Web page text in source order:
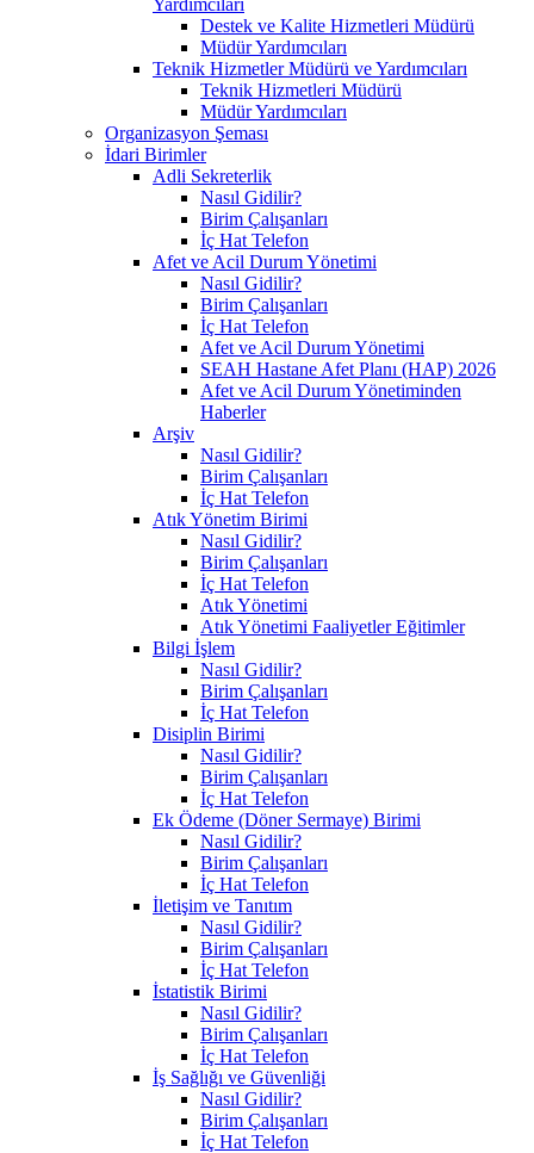
Destek ve Kalite Hizmetleri Müdürü
Müdür Yardımcıları
Teknik Hizmetler Müdürü ve Yardımcıları
Teknik Hizmetleri Müdürü
Müdür Yardımcıları
Organizasyon Şeması
İdari Birimler
Adli Sekreterlik
Nasıl Gidilir?
Birim Çalışanları
İç Hat Telefon
Afet ve Acil Durum Yönetimi
Nasıl Gidilir?
Birim Çalışanları
İç Hat Telefon
Afet ve Acil Durum Yönetimi
SEAH Hastane Afet Planı (HAP) 2026
Afet ve Acil Durum Yönetiminden
Haberler
Arşiv
Nasıl Gidilir?
Birim Çalışanları
İç Hat Telefon
Atık Yönetim Birimi
Nasıl Gidilir?
Birim Çalışanları
İç Hat Telefon
Atık Yönetimi
Atık Yönetimi Faaliyetler Eğitimler
Bilgi İşlem
Nasıl Gidilir?
Birim Çalışanları
İç Hat Telefon
Disiplin Birimi
Nasıl Gidilir?
Birim Çalışanları
İç Hat Telefon
Ek Ödeme (Döner Sermaye) Birimi
Nasıl Gidilir?
Birim Çalışanları
İç Hat Telefon
İletişim ve Tanıtım
Nasıl Gidilir?
Birim Çalışanları
İç Hat Telefon
İstatistik Birimi
Nasıl Gidilir?
Birim Çalışanları
İç Hat Telefon
İş Sağlığı ve Güvenliği
Nasıl Gidilir?
Birim Çalışanları
İç Hat Telefon